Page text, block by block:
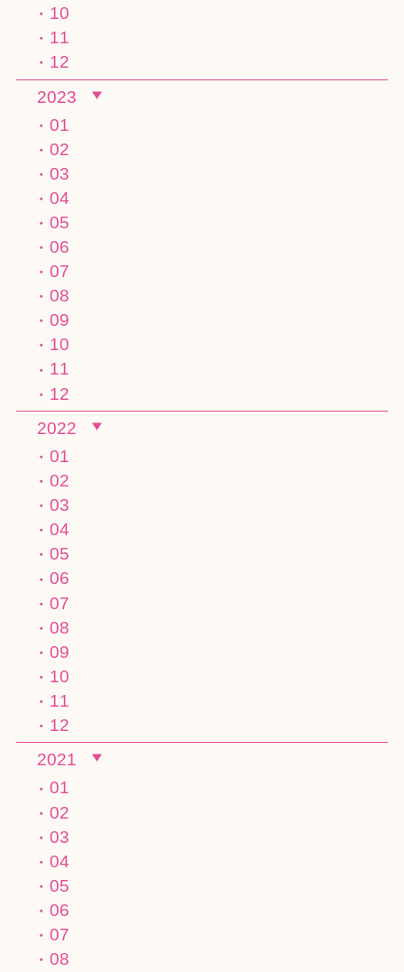
10
11
12
2023
01
02
03
04
05
06
07
08
09
10
11
12
2022
01
02
03
04
05
06
07
08
09
10
11
12
2021
01
02
03
04
05
06
07
08